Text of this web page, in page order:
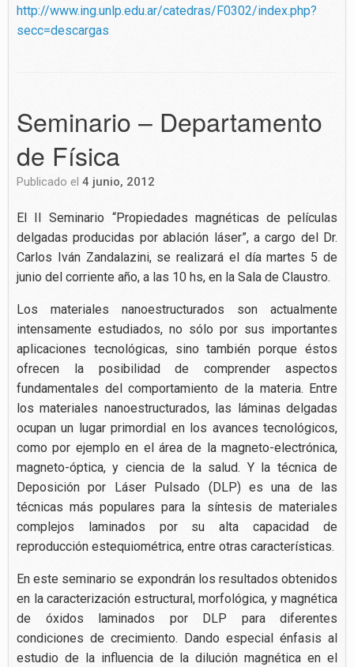
http://www.ing.unlp.edu.ar/catedras/F0302/index.php?
secc=descargas
Seminario – Departamento
de Física
Publicado el 4 junio, 2012
El II Seminario “Propiedades magnéticas de películas
delgadas producidas por ablación láser”, a cargo del Dr.
Carlos Iván Zandalazini, se realizará el día martes 5 de
junio del corriente año, a las 10 hs, en la Sala de Claustro.
Los materiales nanoestructurados son actualmente
intensamente estudiados, no sólo por sus importantes
aplicaciones tecnológicas, sino también porque éstos
ofrecen la posibilidad de comprender aspectos
fundamentales del comportamiento de la materia. Entre
los materiales nanoestructurados, las láminas delgadas
ocupan un lugar primordial en los avances tecnológicos,
como por ejemplo en el área de la magneto-electrónica,
magneto-óptica, y ciencia de la salud. Y la técnica de
Deposición por Láser Pulsado (DLP) es una de las
técnicas más populares para la síntesis de materiales
complejos laminados por su alta capacidad de
reproducción estequiométrica, entre otras características.
En este seminario se expondrán los resultados obtenidos
en la caracterización estructural, morfológica, y magnética
de óxidos laminados por DLP para diferentes
condiciones de crecimiento. Dando especial énfasis al
estudio de la influencia de la dilución magnética en el